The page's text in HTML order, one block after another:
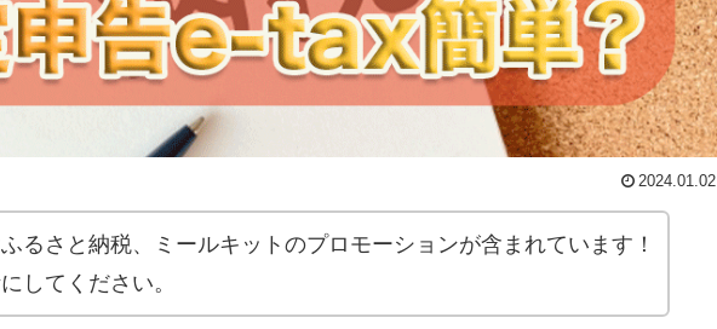
2024.01.02
るさと納税、ミールキットのプロモーションが含まれています！
してください。